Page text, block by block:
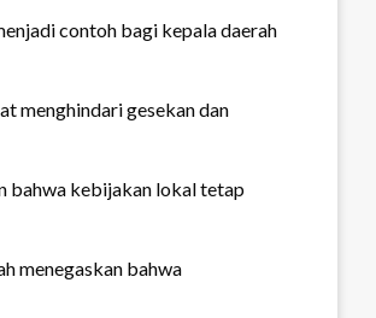
contoh bagi kepala daerah
menghindari gesekan dan
bahwa kebijakan lokal tetap
menegaskan bahwa